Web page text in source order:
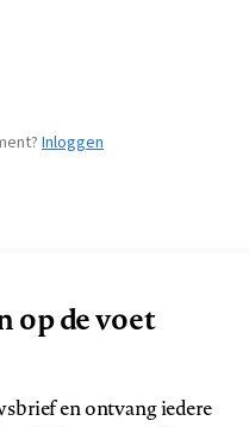
Inloggen
de voet
en ontvang iedere